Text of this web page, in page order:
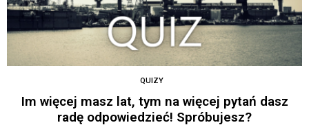
QUIZY
Im więcej masz lat, tym na więcej pytań dasz
radę odpowiedzieć! Spróbujesz?